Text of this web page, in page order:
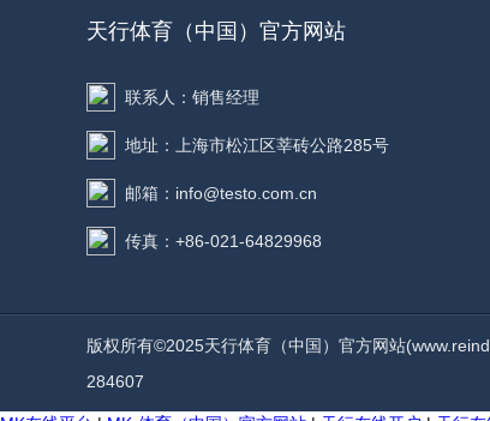
天行体育（中国）官方网站
联系人：销售经理
地址：上海市松江区莘砖公路285号
邮箱：info@testo.com.cn
传真：+86-021-64829968
版权所有©2025天行体育（中国）官方网站
284607